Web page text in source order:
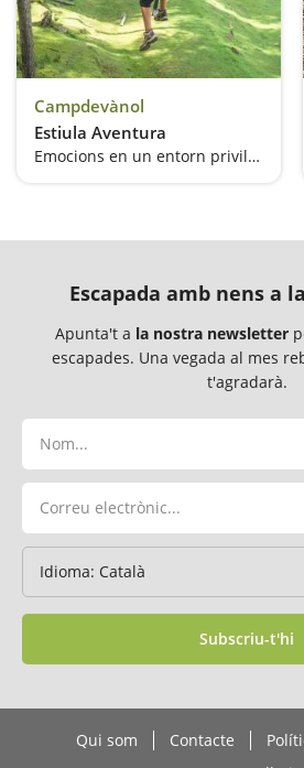
Campdevànol
Estiula Aventura
Emocions en un entorn privilegiat
Escapada amb nens a
Apunta't a la nostra newsletter
escapades. Una vegada al mes
t'agradarà.
Subscriu-t'hi
Qui som Contacte